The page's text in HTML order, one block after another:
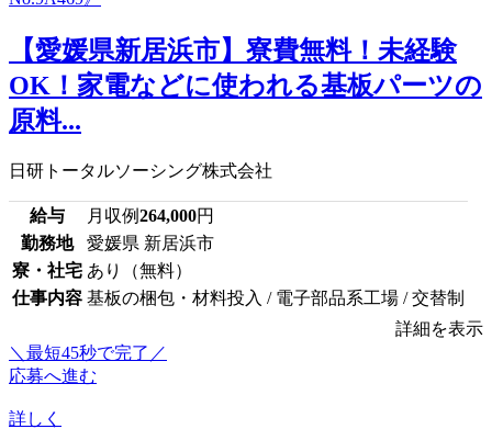
【愛媛県新居浜市】寮費無料！未経験
OK！家電などに使われる基板パーツの
原料...
日研トータルソーシング株式会社
給与 月収例264,000円
勤務地
愛媛県 新居浜市
寮・社宅 あり（無料）
仕事内容 基板の梱包・材料投入 / 電子部品系工場 / 交替制
詳細を表示
＼最短45秒で完了／
応募へ進む
詳しく